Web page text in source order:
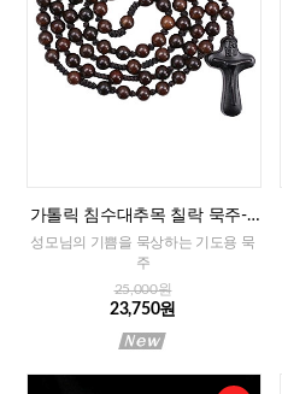
가톨릭 침수대추목 칠락 묵주-8
mm
성모님의 기쁨을 묵상하는 기도용 묵
주
25,000원
23,750원